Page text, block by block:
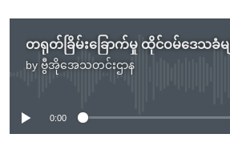
by ဗွီအိုအေသတင်းဌာန
No media source
0:00